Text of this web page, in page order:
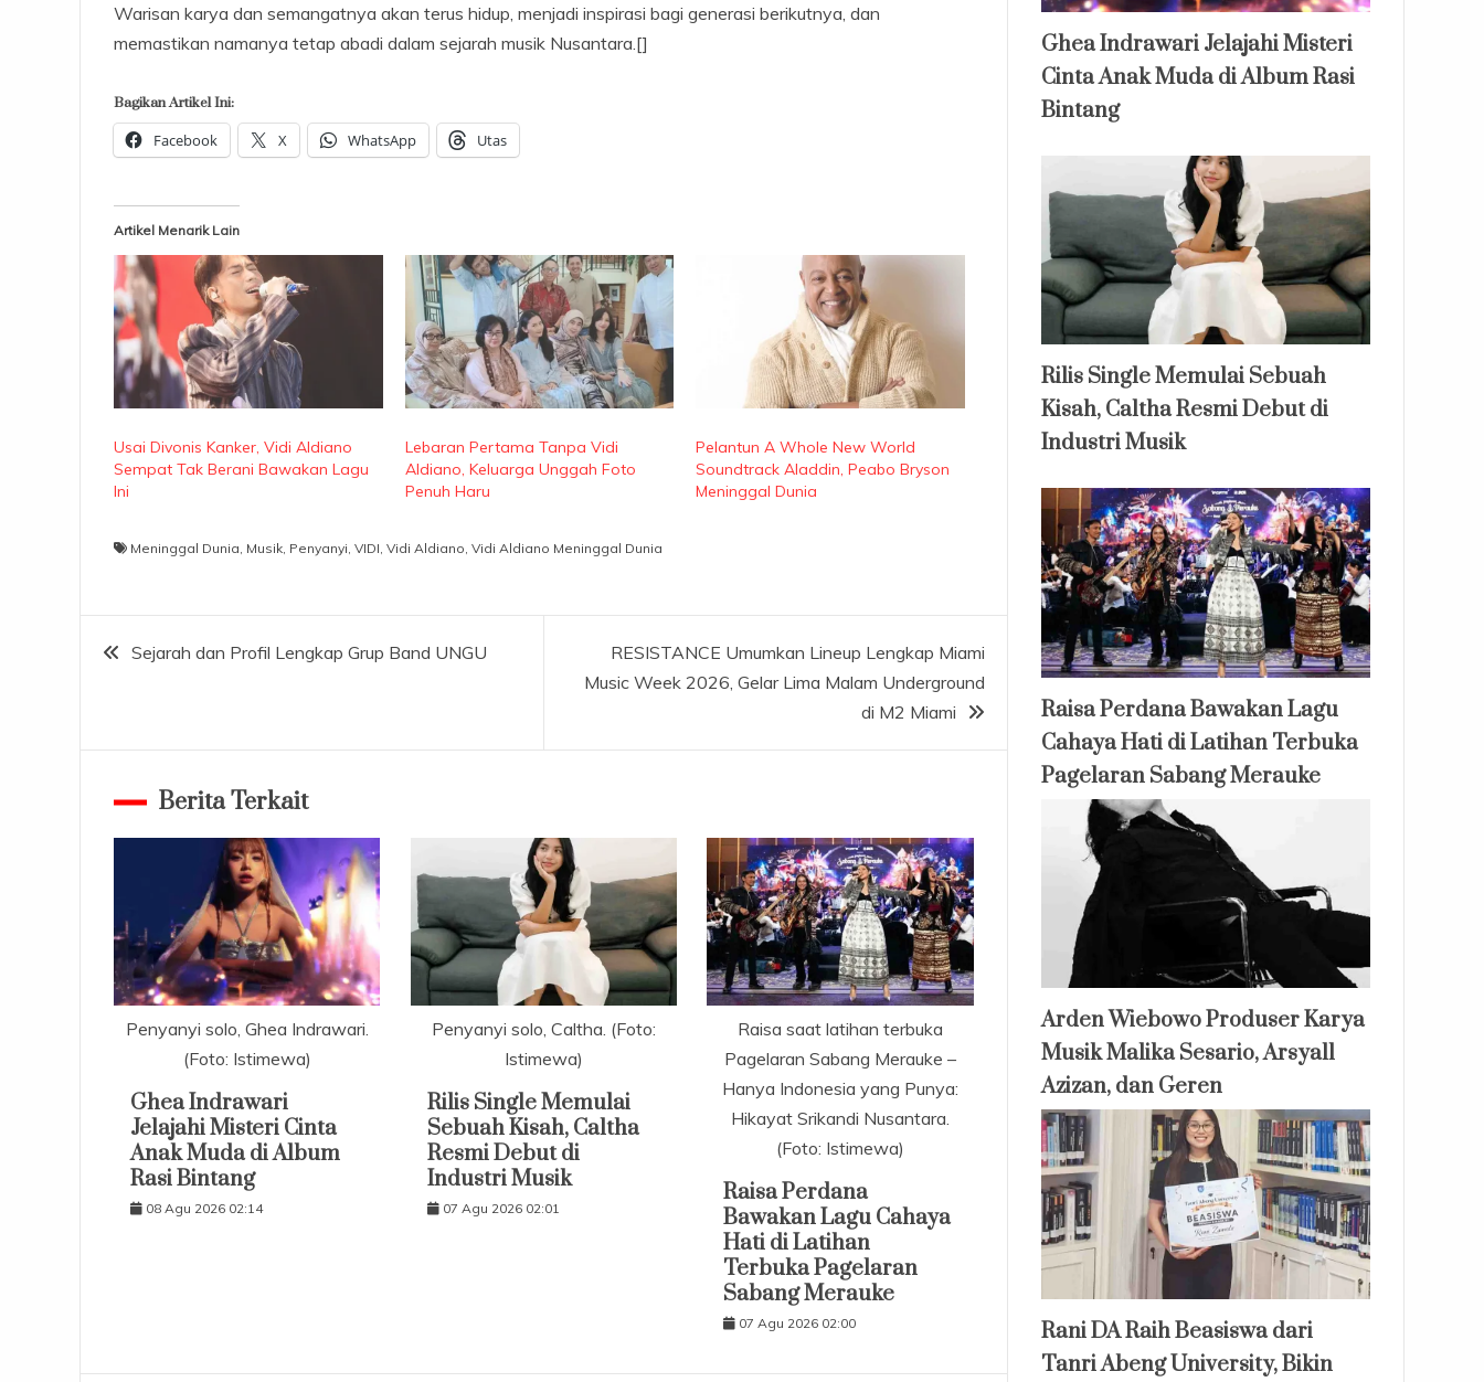
Warisan karya dan semangatnya akan terus hidup, menjadi inspirasi bagi generasi berikutnya, dan
memastikan namanya tetap abadi dalam sejarah musik Nusantara.[]
Bagikan Artikel Ini:
Facebook X WhatsApp Utas
Artikel Menarik Lain
Usai Divonis Kanker, Vidi Aldiano
Sempat Tak Berani Bawakan Lagu
Ini
Lebaran Pertama Tanpa Vidi
Aldiano, Keluarga Unggah Foto
Penuh Haru
Pelantun A Whole New World
Soundtrack Aladdin, Peabo Bryson
Meninggal Dunia
Meninggal Dunia, Musik, Penyanyi, VIDI, Vidi Aldiano, Vidi Aldiano Meninggal Dunia
Navigasi
Sejarah dan Profil Lengkap Grup Band UNGU
RESISTANCE Umumkan Lineup Lengkap Miami
Music Week 2026, Gelar Lima Malam Underground
di M2 Miami
Berita Terkait
Penyanyi solo, Ghea Indrawari.
(Foto: Istimewa)
Ghea Indrawari
Jelajahi Misteri Cinta
Anak Muda di Album
Rasi Bintang
08 Agu 2026 02:14
Penyanyi solo, Caltha. (Foto:
Istimewa)
Rilis Single Memulai
Sebuah Kisah, Caltha
Resmi Debut di
Industri Musik
07 Agu 2026 02:01
Raisa saat latihan terbuka
Pagelaran Sabang Merauke –
Hanya Indonesia yang Punya:
Hikayat Srikandi Nusantara.
(Foto: Istimewa)
Raisa Perdana
Bawakan Lagu Cahaya
Hati di Latihan
Terbuka Pagelaran
Sabang Merauke
07 Agu 2026 02:00
Ghea Indrawari Jelajahi Misteri
Cinta Anak Muda di Album Rasi
Bintang
Rilis Single Memulai Sebuah
Kisah, Caltha Resmi Debut di
Industri Musik
Raisa Perdana Bawakan Lagu
Cahaya Hati di Latihan Terbuka
Pagelaran Sabang Merauke
Arden Wiebowo Produser Karya
Musik Malika Sesario, Arsyall
Azizan, dan Geren
Rani DA Raih Beasiswa dari
Tanri Abeng University, Bikin